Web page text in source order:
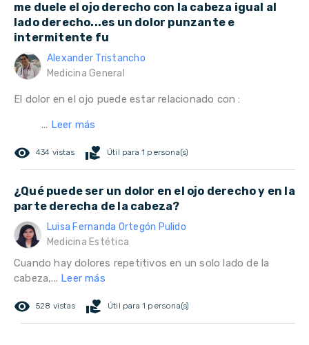
me duele el ojo derecho con la cabeza igual al
lado derecho...es un dolor punzante e
intermitente fu
Alexander Tristancho
Medicina General
El dolor en el ojo puede estar relacionado con :
... Leer más
remove_red_eye 434 vistas volunteer_activism Útil para 1 persona(s)
¿Qué puede ser un dolor en el ojo derecho y en la
parte derecha de la cabeza?
Luisa Fernanda Ortegón Pulido
Medicina Estética
Cuando hay dolores repetitivos en un solo lado de la
cabeza,... Leer más
remove_red_eye 528 vistas volunteer_activism Útil para 1 persona(s)